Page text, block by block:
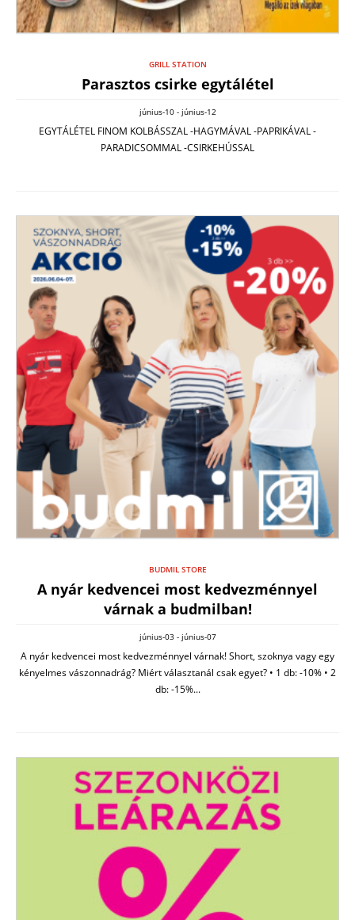
GRILL STATION
Parasztos csirke egytálétel
június-10 - június-12
EGYTÁLÉTEL FINOM KOLBÁSSZAL -HAGYMÁVAL -PAPRIKÁVAL -
PARADICSOMMAL -CSIRKEHÚSSAL
BUDMIL STORE
A nyár kedvencei most kedvezménnyel
várnak a budmilban!
június-03 - június-07
A nyár kedvencei most kedvezménnyel várnak! Short, szoknya vagy egy
kényelmes vászonnadrág? Miért választanál csak egyet? • 1 db: -10% • 2
db: -15%...